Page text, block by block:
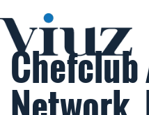
Chefclub